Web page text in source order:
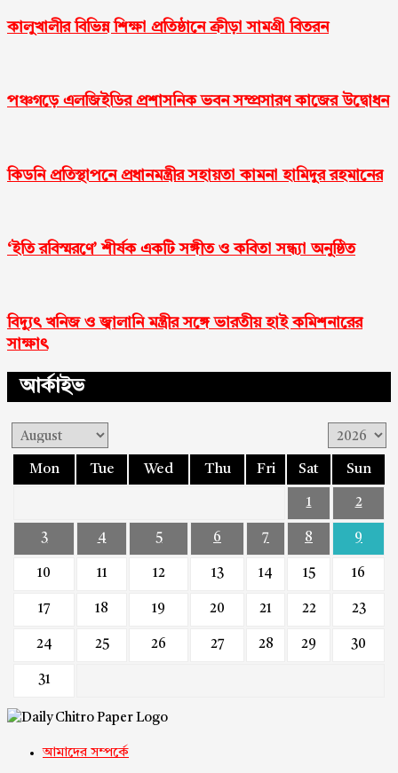
কালুখালীর বিভিন্ন শিক্ষা প্রতিষ্ঠানে ক্রীড়া সামগ্রী বিতরন
পঞ্চগড়ে এলজিইডির প্রশাসনিক ভবন সম্প্রসারণ কাজের উদ্বোধন
কিডনি প্রতিস্থাপনে প্রধানমন্ত্রীর সহায়তা কামনা হামিদুর রহমানের
‘ইতি রবিস্মরণে’ শীর্ষক একটি সঙ্গীত ও কবিতা সন্ধ্যা অনুষ্ঠিত
বিদ্যুৎ খনিজ ও জ্বালানি মন্ত্রীর সঙ্গে ভারতীয় হাই কমিশনারের
সাক্ষাৎ
আর্কাইভ
Mon Tue Wed Thu Fri Sat Sun
1 2
3 4 5 6 7 8 9
10 11 12 13 14 15 16
17 18 19 20 21 22 23
24 25 26 27 28 29 30
31
আমাদের সম্পর্কে